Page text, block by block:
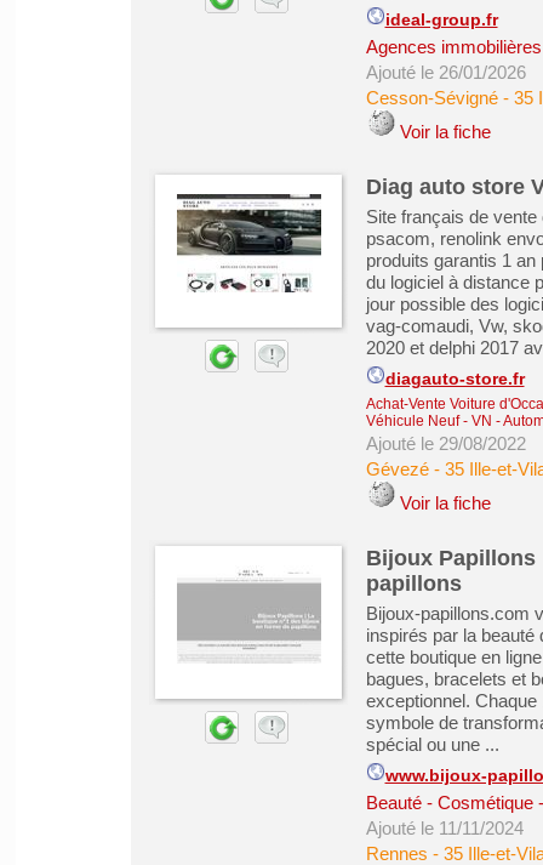
ideal-group.fr
Agences
Ajouté le 26/01/2026
Cesson-Sévigné- 35
Voir la fiche
Diag auto store
Site français de
psacom, renolink
produits garantis 1 an
du logiciel à distance
jour possible des
vag-comaudi, Vw,
2020 et delphi 2017
diagauto-store.fr
Achat-Vente Voiture
Véhicule Neuf - VN -
Ajouté le 29/08/2022
Gévezé- 35 Ille-et-
Voir la fiche
Bijoux Papillons
papillons
Bijoux-papillons.com
inspirés par la
cette boutique en
bagues, bracelets et
exceptionnel. Chaque
symbole de
spécial ou une ...
www.bijoux-
Beauté - Cosmétique
Ajouté le 11/11/2024
Rennes - 35 Ille-et-